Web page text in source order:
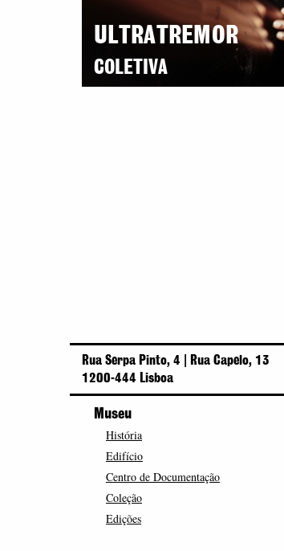
ULTRATREMOR
COLETIVA
Rua Serpa Pinto, 4 | Rua Capelo, 13
1200-444 Lisboa
Museu
História
Edifício
Centro de Documentação
Coleção
Edições